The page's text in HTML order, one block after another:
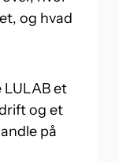
og hvad
LULAB et
og et
på